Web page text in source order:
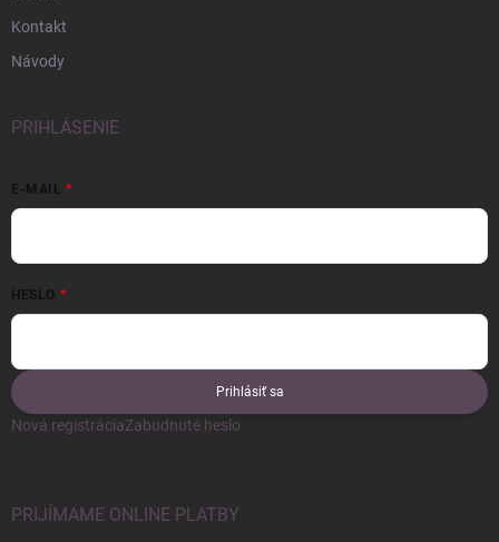
Kontakt
Návody
PRIHLÁSENIE
E-MAIL
HESLO
Prihlásiť sa
Nová registráciaZabudnuté heslo
PRIJÍMAME ONLINE PLATBY